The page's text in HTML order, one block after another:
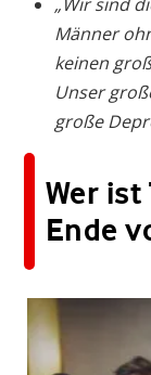
Männer
keinen
Unser
große
Wer ist
Ende